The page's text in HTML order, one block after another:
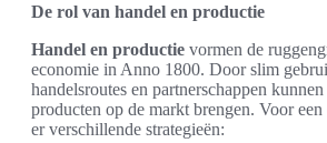
De rol van handel en productie
Handel en productie vormen de
economie in Anno 1800. Door slim
handelsroutes en partnerschappen
producten op de markt brengen. Voor
er verschillende strategieën: